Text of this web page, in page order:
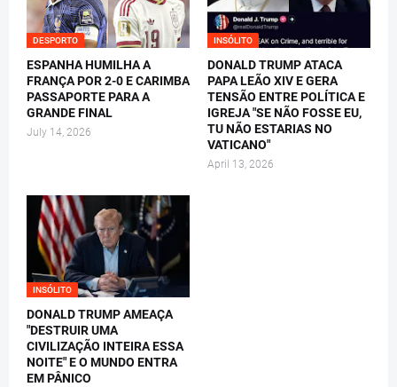
DESPORTO
ESPANHA HUMILHA A
FRANÇA POR 2-0 E CARIMBA
PASSAPORTE PARA A
GRANDE FINAL
July 14, 2026
INSÓLITO
DONALD TRUMP ATACA
PAPA LEÃO XIV E GERA
TENSÃO ENTRE POLÍTICA E
IGREJA "SE NÃO FOSSE EU,
TU NÃO ESTARIAS NO
VATICANO"
April 13, 2026
INSÓLITO
DONALD TRUMP AMEAÇA
"DESTRUIR UMA
CIVILIZAÇÃO INTEIRA ESSA
NOITE" E O MUNDO ENTRA
EM PÂNICO